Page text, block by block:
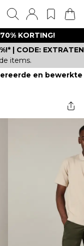
KORTING!
| CODE: EXTRATEN
items.
en bewerkte